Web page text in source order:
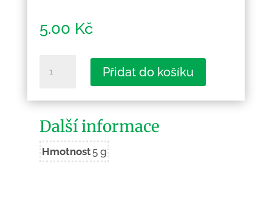
5.00 Kč
množství
Přidat do košíku
Další informace
Hmotnost5 g